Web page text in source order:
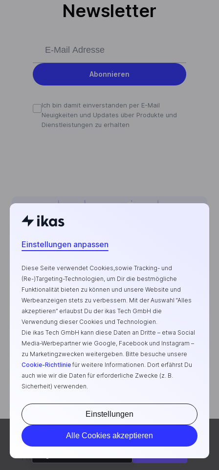
Einstellungen anpassen
Diese Seite verwendet Cookies,sowie Tracking- und
(Re-)Targeting-Technologien, um Dir die bestmögliche
Funktionalität bieten zu können und unsere Website und
Werbeanzeigen stets zu verbessern. Mit der Auswahl “Alles
akzeptieren” erlaubst Du der ikas Tech GmbH die
Verwendung dieser Cookies und Technologien.
Die ikas Tech GmbH kann diese Daten an Dritte – etwa Social
Media-Werbepartner wie Google, Facebook und Instagram –
zu Marketingzwecken weitergeben. Bitte besuche unsere
Cookie-Richtlinie für weitere Informationen. Dort erfährst Du
auch wie wir die Daten für erforderliche Zwecke (z. B.
Sicherheit) verwenden.
Einstellungen
Alle Cookies akzeptieren
angepasste Inhalte anzusehen.
Newsletter
Abonnieren
Ich bin damit einverstanden per E-Mail
Neuigkeiten und Updates über Produkte und
Dienstleistungen zu erhalten
Jetzt Onlineshop erstellen
Hast du Fragen?
Ruf uns an.
Lass dich beraten +49 7361 829 2940
4,8 / 5
Produkt